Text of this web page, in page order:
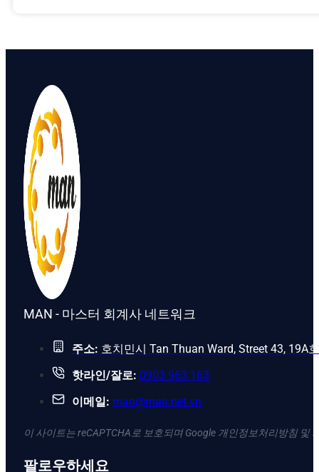
MAN - 마스터 회계사 네트워크
주소: 호치민시 Tan Thuan Ward, Street 43, 19A호
핫라인/잘로: 0903 963 163
이메일: man@man.net.vn
이 사이트는 reCAPTCHA로 보호되며 Google 개인정보처리방침 및
팔로우하세요